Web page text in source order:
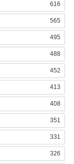
616
565
495
488
452
413
408
351
331
326